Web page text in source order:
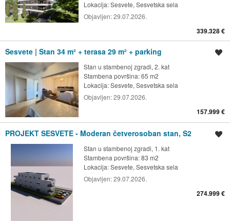
Lokacija:Sesvete, Sesvetska sela
Objavljen:29.07.2026.
339.328 €
Sesvete | Stan 34 m² + terasa 29 m² + parking
Stan u stambenoj zgradi, 2. kat
Stambena površina: 65 m2
Lokacija:Sesvete, Sesvetska sela
Objavljen:29.07.2026.
157.999 €
PROJEKT SESVETE - Moderan četverosoban stan, S2
Stan u stambenoj zgradi, 1. kat
Stambena površina: 83 m2
Lokacija:Sesvete, Sesvetska sela
Objavljen:29.07.2026.
274.999 €